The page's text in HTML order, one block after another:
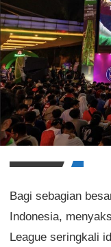
Bagi sebagian
Indonesia,
League seringkali